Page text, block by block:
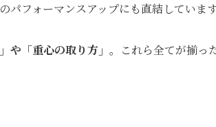
フォーマンスアップにも直結しています
や 「重心の取り方」 。これら全てが揃っ